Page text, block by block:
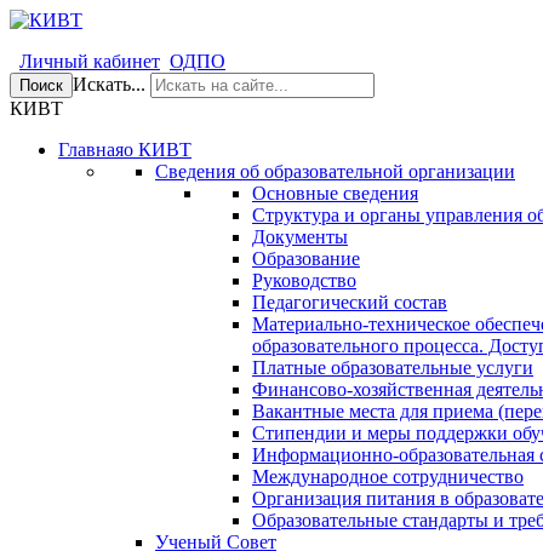
Личный кабинет ОДПО
Поиск Искать...
КИВТ
Главнаяо КИВТ
Сведения об образовательной организации
Основные сведения
Структура и органы управления
Документы
Образование
Руководство
Педагогический состав
Материально-техническое
образовательного процесса.
Платные образовательные услуги
Финансово-хозяйственная
Вакантные места для приема
Стипендии и меры поддержки
Информационно-образовательная
Международное сотрудничество
Организация питания в
Образовательные стандарты и
Ученый Совет